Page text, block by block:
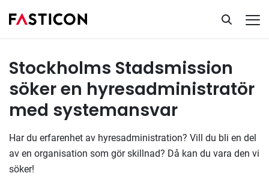
Tillsatta uppdrag
Stockholms Stadsmission
söker en hyresadministratör
med systemansvar
Har du erfarenhet av hyresadministration? Vill du bli en del
av en organisation som gör skillnad? Då kan du vara den vi
söker!